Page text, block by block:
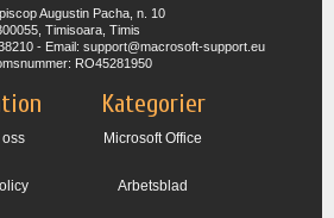
Augustin Pacha, n. 10
Timisoara, Timis
- Email: support@macrosoft-support.eu
RO45281950
oss
Kategorier
Microsoft Office
Arbetsblad